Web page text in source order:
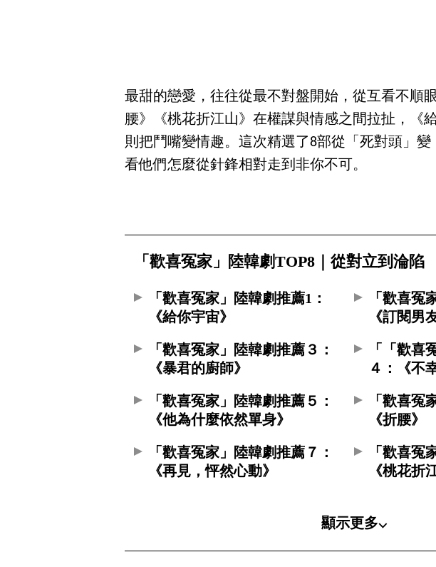
最甜的戀愛，往往從最不對盤開始，從互看不順
腰》《桃花折江山》在權謀與情感之間拉扯，《
則把鬥嘴變情趣。這次精選了8部從「死對頭」
看他們怎麼從針鋒相對走到非你不可。
「歡喜冤家」陸韓劇TOP8｜從對立到淪陷
「歡喜冤家」陸韓劇推薦1：
《給你宇宙》
「歡喜冤
《訂閱男
「歡喜冤家」陸韓劇推薦３：
《暴君的廚師》
「「歡喜
４：《不
「歡喜冤家」陸韓劇推薦５：
《他為什麼依然單身》
「歡喜冤
《折腰》
「歡喜冤家」陸韓劇推薦７：
《再見，怦然心動》
「歡喜冤
《桃花折
顯示更多⌵